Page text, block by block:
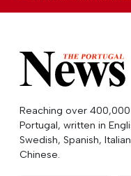
Reaching over
Portugal, written in
Swedish, Spanish,
Chinese.